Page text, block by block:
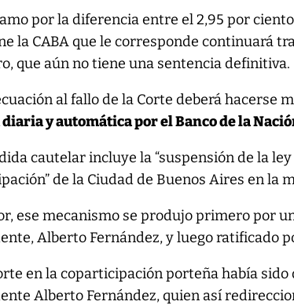
por la diferencia entre el 2,95 por
la CABA que le corresponde continuará
que aún no tiene una sentencia definitiva.
al fallo de la Corte deberá hacerse
y automática por el Banco de la
cautelar incluye la “suspensión de la
de la Ciudad de Buenos Aires en la
ese mecanismo se produjo primero por
Alberto Fernández, y luego ratificado
en la coparticipación porteña había
Alberto Fernández, quien así